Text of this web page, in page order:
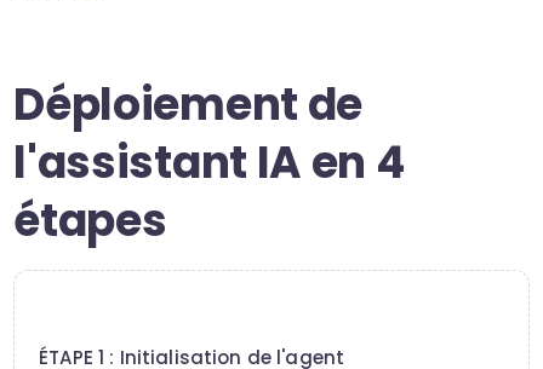
Déploiement de
l'assistant IA en 4
étapes
ÉTAPE 1 : Initialisation de l'agent